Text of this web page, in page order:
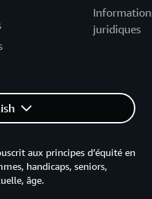
juridiques
aux principes d’équité en
handicaps, seniors,
âge.